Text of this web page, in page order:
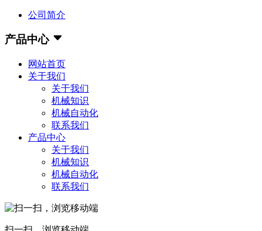
公司简介
产品中心
网站首页
关于我们
关于我们
机械知识
机械自动化
联系我们
产品中心
关于我们
机械知识
机械自动化
联系我们